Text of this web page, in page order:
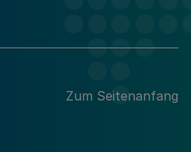
Zum Seitenanfang